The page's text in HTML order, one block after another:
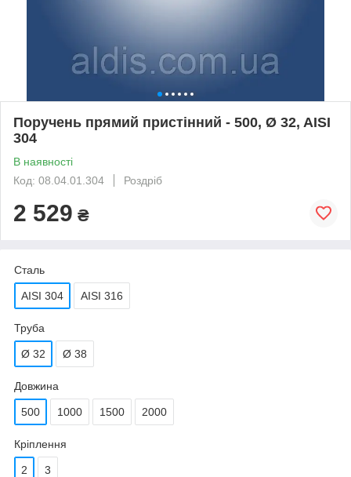
Поручень прямий пристінний - 500, Ø 32, AISI
304
В наявності
Код: 08.04.01.304
Роздріб
2 529 ₴
Сталь
AISI 304 AISI 316
Труба
Ø 32 Ø 38
Довжина
500 1000 1500 2000
Кріплення
2 3